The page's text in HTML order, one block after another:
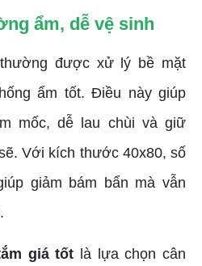
ẩm, dễ vệ sinh
được xử lý bề mặt
ẩm tốt. Điều này giúp
mốc, dễ lau chùi và giữ
Với kích thước 40x80, số
giảm bám bẩn mà vẫn
giá tốt là lựa chọn cân